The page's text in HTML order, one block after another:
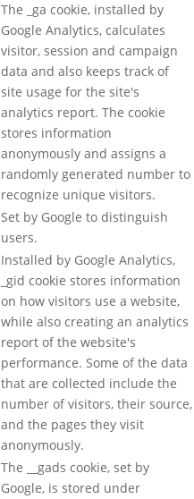
The _ga cookie, installed by
Google Analytics, calculates
visitor, session and campaign
data and also keeps track of
site usage for the site's
analytics report. The cookie
stores information
anonymously and assigns a
randomly generated number to
recognize unique visitors.
Set by Google to distinguish
users.
Installed by Google Analytics,
_gid cookie stores information
on how visitors use a website,
while also creating an analytics
report of the website's
performance. Some of the data
that are collected include the
number of visitors, their source,
and the pages they visit
anonymously.
The __gads cookie, set by
Google, is stored under